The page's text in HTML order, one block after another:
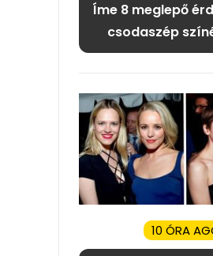
Íme 8 meglepő
csodaszép
10 ÓRA